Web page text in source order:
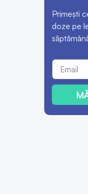
Primești
doze pe